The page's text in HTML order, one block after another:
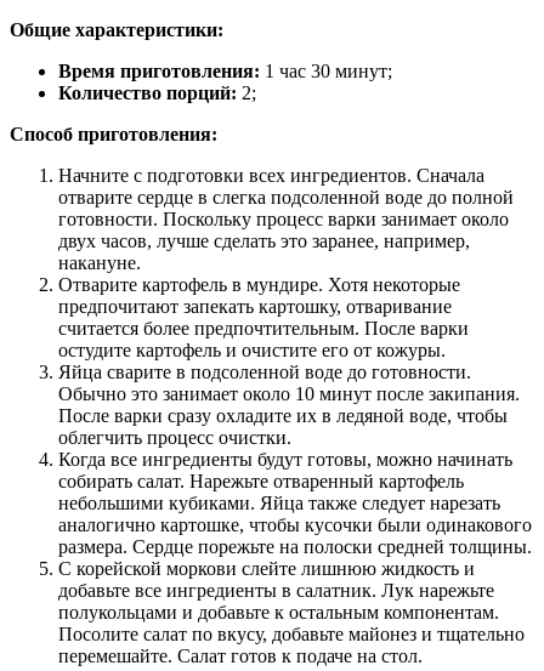
Общие характеристики:
Время приготовления: 1 час 30 минут;
Количество порций: 2;
Способ приготовления:
Начните с подготовки всех ингредиентов. Сначала
отварите сердце в слегка подсоленной воде до полной
готовности. Поскольку процесс варки занимает около
двух часов, лучше сделать это заранее, например,
накануне.
Отварите картофель в мундире. Хотя некоторые
предпочитают запекать картошку, отваривание
считается более предпочтительным. После варки
остудите картофель и очистите его от кожуры.
Яйца сварите в подсоленной воде до готовности.
Обычно это занимает около 10 минут после закипания.
После варки сразу охладите их в ледяной воде, чтобы
облегчить процесс очистки.
Когда все ингредиенты будут готовы, можно начинать
собирать салат. Нарежьте отваренный картофель
небольшими кубиками. Яйца также следует нарезать
аналогично картошке, чтобы кусочки были одинакового
размера. Сердце порежьте на полоски средней толщины.
С корейской моркови слейте лишнюю жидкость и
добавьте все ингредиенты в салатник. Лук нарежьте
полукольцами и добавьте к остальным компонентам.
Посолите салат по вкусу, добавьте майонез и тщательно
перемешайте. Салат готов к подаче на стол.